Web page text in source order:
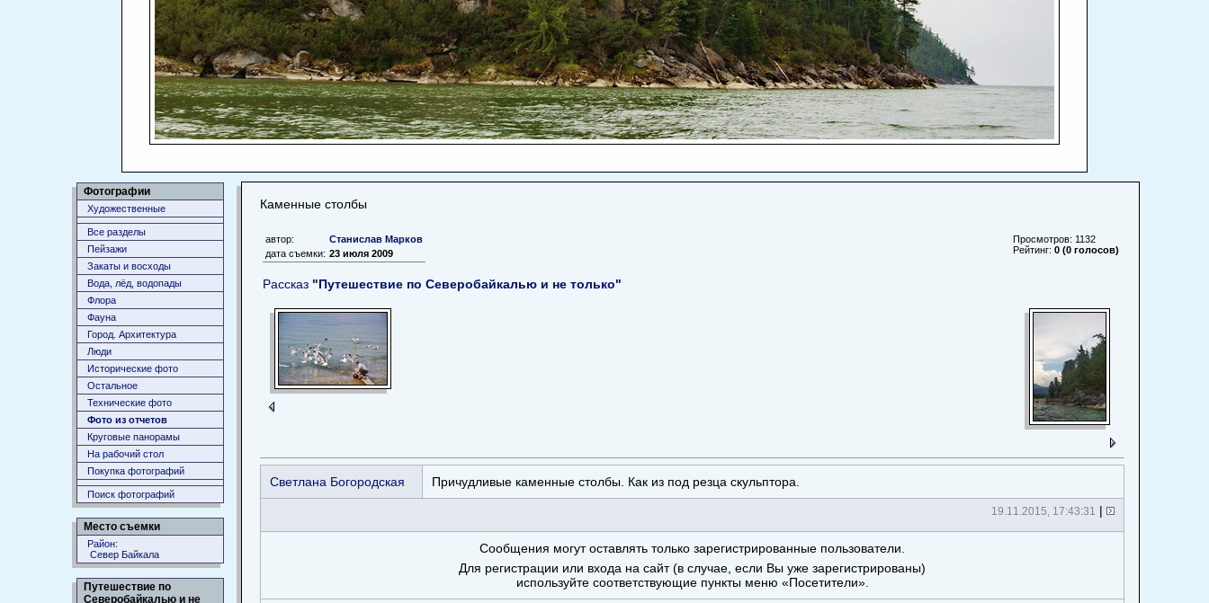
Фотографии
Художественные
Все разделы
Пейзажи
Закаты и восходы
Вода, лёд, водопады
Флора
Фауна
Город. Архитектура
Люди
Исторические фото
Остальное
Технические фото
Фото из отчетов
Круговые панорамы
На рабочий стол
Покупка фотографий
Поиск фотографий
Место съемки
Район:
Север Байкала
Путешествие по
Северобайкалью и не
Каменные столбы
автор:
Станислав Марков
дата съемки: 23 июля 2009
Рассказ "Путешествие по Северобайкалью и не только"
Просмотров: 1132
Рейтинг: 0 (0 голосов)
Светлана Богородская Причудливые каменные столбы. Как из под резца скульптора.
19.11.2015, 17:43:31 |
Сообщения могут оставлять только зарегистрированные пользователи.
Для регистрации или входа на сайт (в случае, если Вы уже зарегистрированы)
используйте соответствующие пункты меню «Посетители».